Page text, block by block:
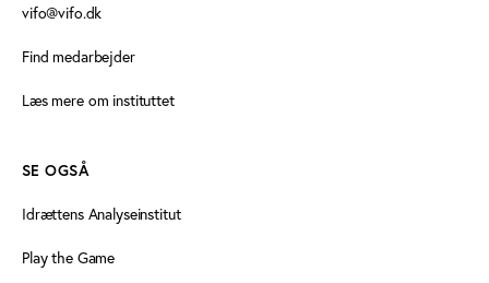
vifo@vifo.dk
Find medarbejder
Læs mere om instituttet
SE OGSÅ
Idrættens Analyseinstitut
Play the Game